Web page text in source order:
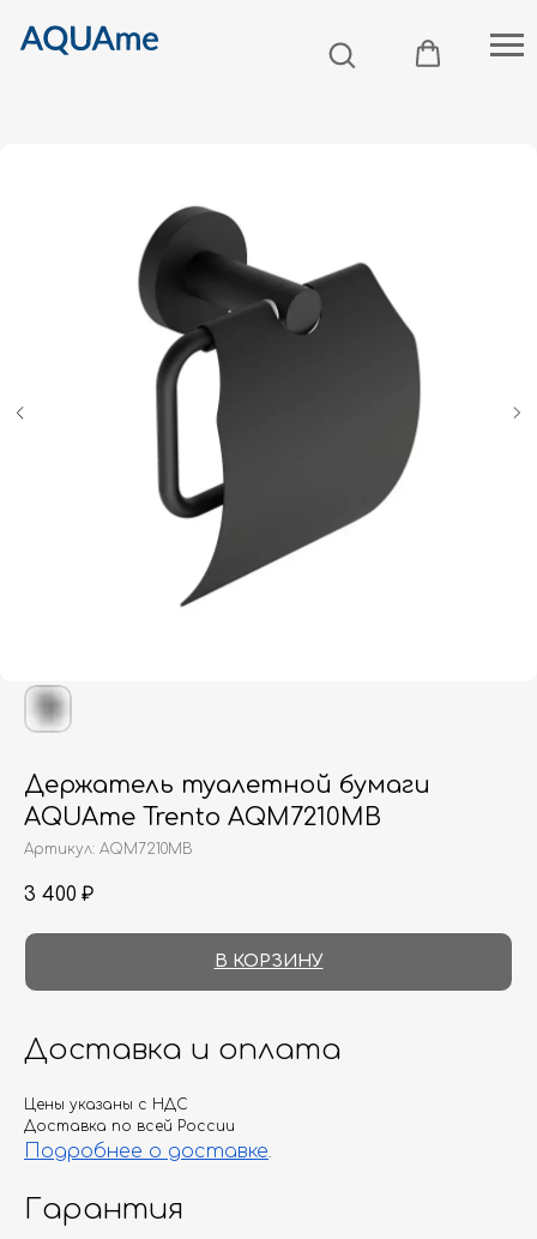
Держатель туалетной бумаги
AQUAme Trento AQM7210MB
Артикул: AQM7210MB
3 400 ₽
В КОРЗИНУ
Доставка и оплата
Цены указаны с НДС
Доставка по всей России
Подробнее о доставке.
Гарантия